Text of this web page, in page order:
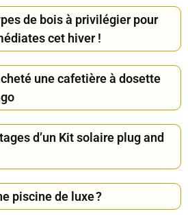
de bois à privilégier pour
cet hiver !
une cafetière à dosette
d’un Kit solaire plug and
piscine de luxe ?